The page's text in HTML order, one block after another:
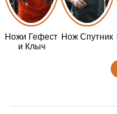
Ножи Гефест
и Клыч
Нож Спутник